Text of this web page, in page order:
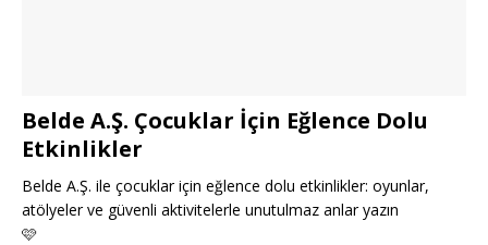
Belde A.Ş. Çocuklar İçin Eğlence Dolu
Etkinlikler
Belde A.Ş. ile çocuklar için eğlence dolu etkinlikler: oyunlar,
atölyeler ve güvenli aktivitelerle unutulmaz anlar yazın
🩷